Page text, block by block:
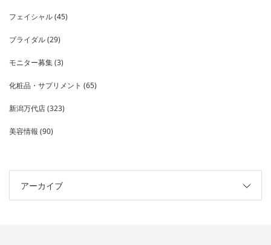
フェイシャル(45)
ブライダル(29)
モニター募集(3)
化粧品・サプリメント (65)
新潟万代店(323)
美容情報 (90)
アーカイブ